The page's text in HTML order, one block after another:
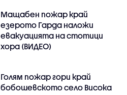
Мащабен пожар край
езерото Гарда наложи
евакуацията на стотици
хора (ВИДЕО)
Голям пожар гори край
бобошевското село Висока